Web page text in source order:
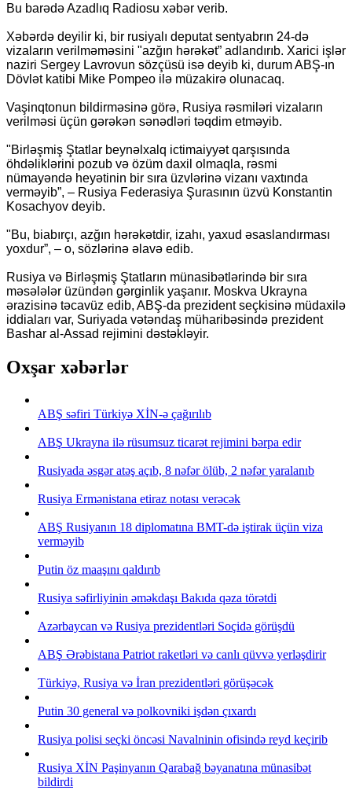
Bu barədə Azadlıq Radiosu xəbər verib.
Xəbərdə deyilir ki, bir rusiyalı deputat sentyabrın 24-də
vizaların verilməməsini "azğın hərəkət” adlandırıb. Xarici işlər
naziri Sergey Lavrovun sözçüsü isə deyib ki, durum ABŞ-ın
Dövlət katibi Mike Pompeo ilə müzakirə olunacaq.
Vaşinqtonun bildirməsinə görə, Rusiya rəsmiləri vizaların
verilməsi üçün gərəkən sənədləri təqdim etməyib.
"Birləşmiş Ştatlar beynəlxalq ictimaiyyət qarşısında
öhdəliklərini pozub və özüm daxil olmaqla, rəsmi
nümayəndə heyətinin bir sıra üzvlərinə vizanı vaxtında
verməyib”, – Rusiya Federasiya Şurasının üzvü Konstantin
Kosachyov deyib.
"Bu, biabırçı, azğın hərəkətdir, izahı, yaxud əsaslandırması
yoxdur”, – o, sözlərinə əlavə edib.
Rusiya və Birləşmiş Ştatların münasibətlərində bir sıra
məsələlər üzündən gərginlik yaşanır. Moskva Ukrayna
ərazisinə təcavüz edib, ABŞ-da prezident seçkisinə müdaxilə
iddiaları var, Suriyada vətəndaş müharibəsində prezident
Bashar al-Assad rejimini dəstəkləyir.
Oxşar xəbərlər
ABŞ səfiri Türkiyə XİN-ə çağırılıb
ABŞ Ukrayna ilə rüsumsuz ticarət rejimini bərpa edir
Rusiyada əsgər atəş açıb, 8 nəfər ölüb, 2 nəfər yaralanıb
Rusiya Ermənistana etiraz notası verəcək
ABŞ Rusiyanın 18 diplomatına BMT-də iştirak üçün viza
verməyib
Putin öz maaşını qaldırıb
Rusiya səfirliyinin əməkdaşı Bakıda qəza törətdi
Azərbaycan və Rusiya prezidentləri Soçidə görüşdü
ABŞ Ərəbistana Patriot raketləri və canlı qüvvə yerləşdirir
Türkiyə, Rusiya və İran prezidentləri görüşəcək
Putin 30 general və polkovniki işdən çıxardı
Rusiya polisi seçki öncəsi Navalninin ofisində reyd keçirib
Rusiya XİN Paşinyanın Qarabağ bəyanatına münasibət
bildirdi